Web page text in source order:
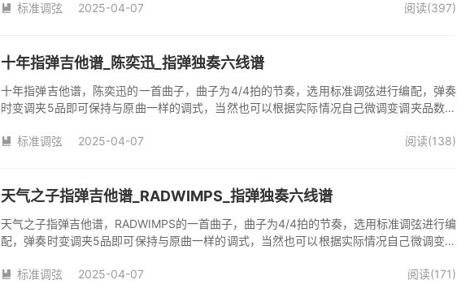
 标准调弦 2025-04-07 阅读(397)
十年指弹吉他谱_陈奕迅_指弹独奏六线谱
十年指弹吉他谱，陈奕迅的一首曲子，曲子为4/4拍的节奏，选用标准调弦进行编配，弹奏
时变调夹5品即可保持与原曲一样的调式，当然也可以根据实际情况自己微调变调夹品数。
 标准调弦 2025-04-07 阅读(138)
天气之子指弹吉他谱_RADWIMPS_指弹独奏六线谱
天气之子指弹吉他谱，RADWIMPS的一首曲子，曲子为4/4拍的节奏，选用标准调弦进行编
配，弹奏时变调夹5品即可保持与原曲一样的调式，当然也可以根据实际情况自己微调变调
很大程度的简化版本，好听又简单的曲子，速度是原曲速度，一开始可以慢慢来。
 标准调弦 2025-04-07 阅读(171)